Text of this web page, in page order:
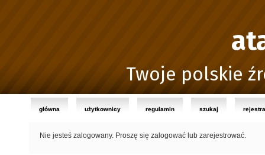
Twoje polskie
główna użytkownicy regulamin szukaj
Nie jesteś zalogowany. Proszę się zalogować lub zarejestrować.